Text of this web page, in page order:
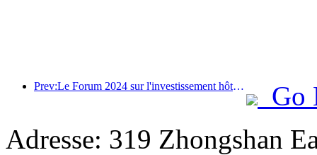
Prev:Le Forum 2024 sur l'investissement hôtelier en Chine se tient avec succès à Pékin
Go
Adresse: 319 Zhongshan